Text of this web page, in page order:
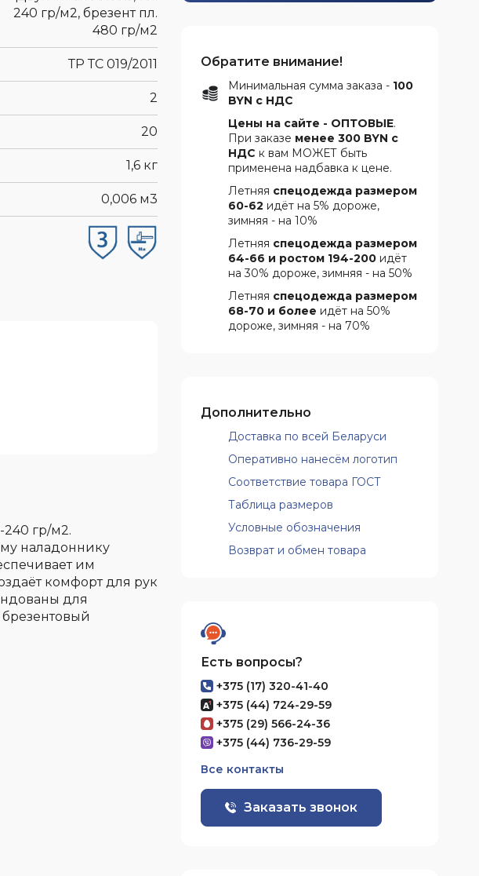
240 гр/м2, брезент пл.
480 гр/м2
ТР ТС 019/2011
2
20
1,6 кг
0,006 м3
гр/м2.
наладоннику
им
комфорт для рук
для
брезентовый
Обратите внимание!
Минимальная сумма заказа - 100
BYN с НДС
Цены на сайте - ОПТОВЫЕ.
При заказе менее 300 BYN с
НДС к вам МОЖЕТ быть
применена надбавка к цене.
Летняя спецодежда размером
60-62 идёт на 5% дороже,
зимняя - на 10%
Летняя спецодежда размером
64-66 и ростом 194-200 идёт
на 30% дороже, зимняя - на 50%
Летняя спецодежда размером
68-70 и более идёт на 50%
дороже, зимняя - на 70%
Дополнительно
Доставка по всей Беларуси
Оперативно нанесём логотип
Соответствие товара ГОСТ
Таблица размеров
Условные обозначения
Возврат и обмен товара
Есть вопросы?
+375 (17) 320-41-40
+375 (44) 724-29-59
+375 (29) 566-24-36
+375 (44) 736-29-59
Все контакты
Заказать звонок